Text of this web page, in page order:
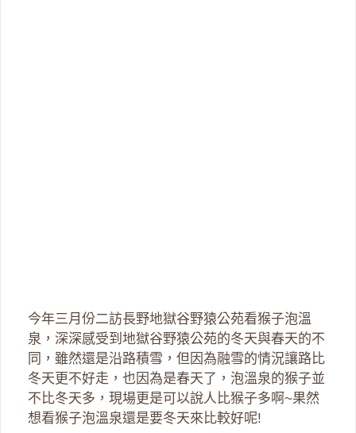
今年三月份二訪長野地獄谷野猿公苑看猴子泡溫
泉，深深感受到地獄谷野猿公苑的冬天與春天的不
同，雖然還是沿路積雪，但因為融雪的情況讓路比
冬天更不好走，也因為是春天了，泡溫泉的猴子並
不比冬天多，現場更是可以說人比猴子多啊~果然
想看猴子泡溫泉還是要冬天來比較好呢!